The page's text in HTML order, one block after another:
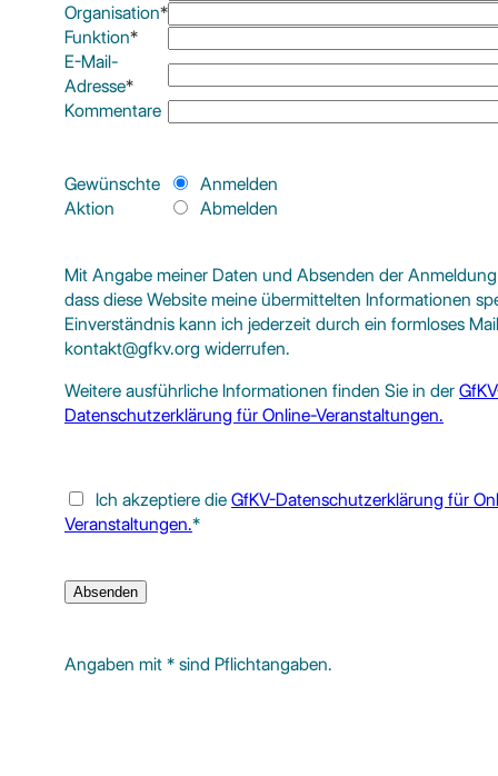
Organisation*
Funktion*
E-Mail-
Adresse*
Kommentare
Gewünschte
Aktion
Anmelden
Abmelden
Mit Angabe meiner Daten und Absenden der
dass diese Website meine übermittelten Informationen
Einverständnis kann ich jederzeit durch ein formloses
kontakt@gfkv.org widerrufen.
Weitere ausführliche Informationen finden Sie in der
Datenschutzerklärung für Online-Veranstaltungen.
Ich akzeptiere die GfKV-Datenschutzerklärung für
Veranstaltungen.*
Angaben mit * sind Pflichtangaben.